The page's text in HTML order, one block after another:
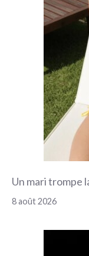
Un mari trompe
8 août 2026